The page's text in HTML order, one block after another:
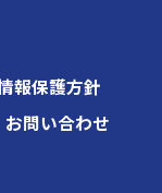
報保護方針
お問い合わせ